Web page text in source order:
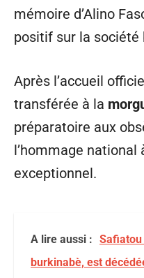
mémoire d’Alino
positif sur la société
Après l’accueil
transférée à la
préparatoire aux
l’hommage national
exceptionnel.
A lire aussi :
burkinabè, est